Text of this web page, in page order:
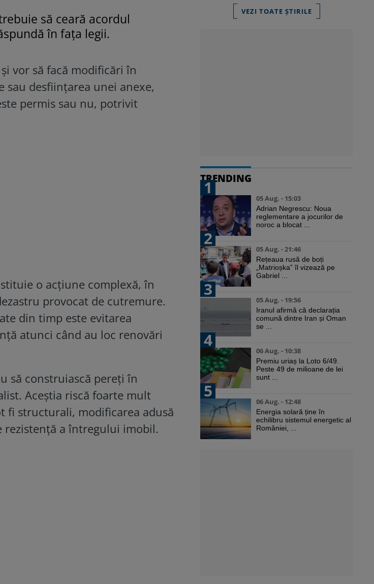
să ceară acordul
în fața legii.
vor să facă modificări în
desființarea unei anexe,
permis sau nu, potrivit
o acțiune complexă, în
provocat de cutremure.
din timp este evitarea
atunci când au loc renovări
să construiască pereți în
Aceștia riscă foarte mult
fi structurali, modificarea adusă
a întregului imobil.
VEZI TOATE ȘTIRILE
TRENDING
1
05 Aug. - 15:03
Adrian Negrescu: Noua
reglementare a jocurilor de
noroc a blocat ...
2
05 Aug. - 21:46
Rețeaua rusă de boți
„Matrioșka” îl vizează pe
Gabriel ...
3
05 Aug. - 19:56
Iranul afirmă că declarația
comună dintre Iran și Oman
se ...
4
06 Aug. - 10:38
Premiu uriaș la Loto 6/49.
Peste 49 de milioane de lei
sunt ...
5
06 Aug. - 12:48
Energia solară ține în
echilibru sistemul energetic al
României, ...